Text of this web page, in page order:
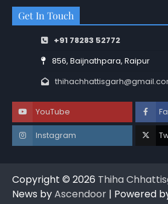
Get In Touch
+91 78283 52772
856, Baijnathpara, Raipur
YouTube
Instagram
Copyright © 2026 Thiha
News byAscendoor | Powered